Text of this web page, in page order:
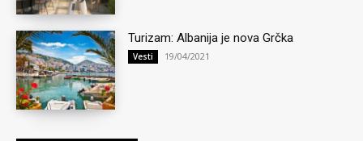
Turizam: Albanija je nova Grčka
Vesti 19/04/2021